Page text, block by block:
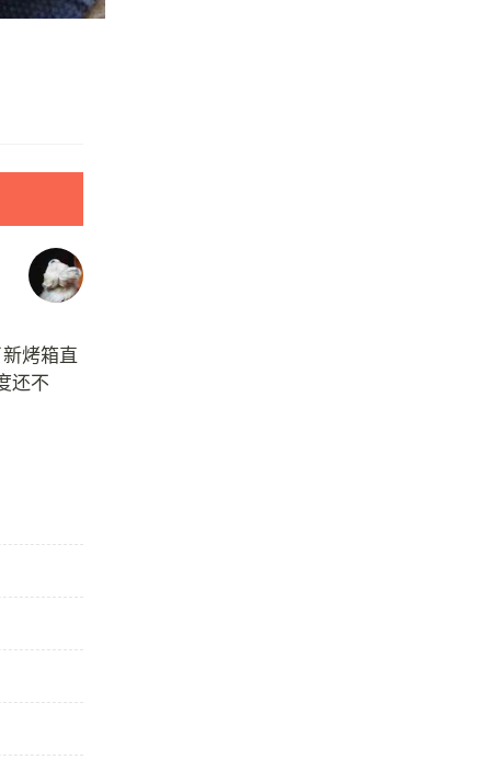
烤箱直
还不